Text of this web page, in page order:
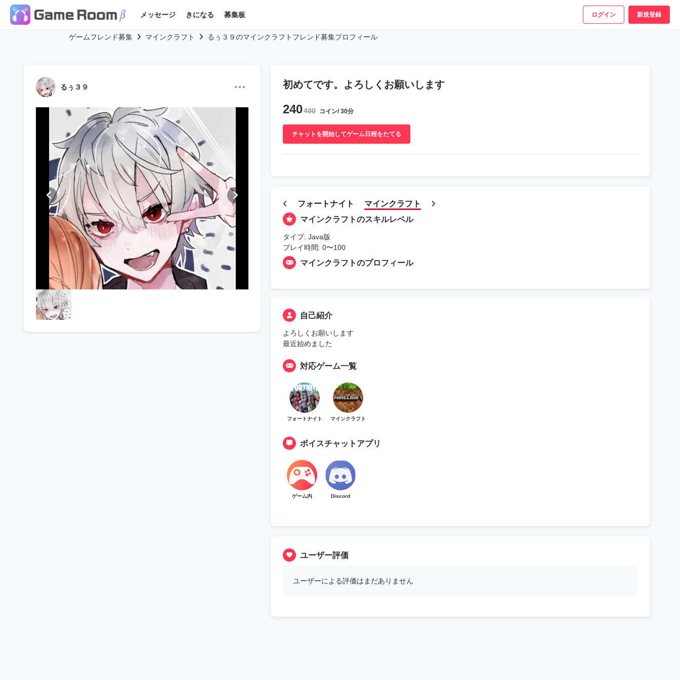
メッセージ きになる 募集板 ログイン 新規登録
ゲームフレンド募集 マインクラフト るぅ３９のマインクラフトフレンド募集プロフィール
るぅ３９ 初めてです。よろしくお願いします
240400 コイン/ 30分
チャットを開始してゲーム日程をたてる
フォートナイト
マインクラフト
マインクラフトのスキルレベル
タイプ: Java版
プレイ時間: 0〜100
マインクラフトのプロフィール
自己紹介
よろしくお願いします
最近始めました
対応ゲーム一覧
フォートナイト マインクラフト
ボイスチャットアプリ
ゲーム内 Discord
ユーザー評価
ユーザーによる評価はまだありません